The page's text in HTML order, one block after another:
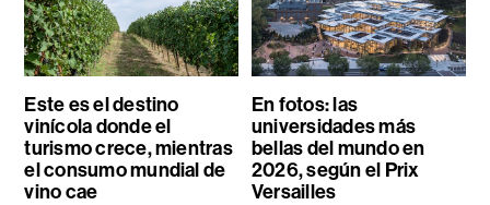
Este es el destino
vinícola donde el
turismo crece, mientras
el consumo mundial de
vino cae
En fotos: las
universidades más
bellas del mundo en
2026, según el Prix
Versailles